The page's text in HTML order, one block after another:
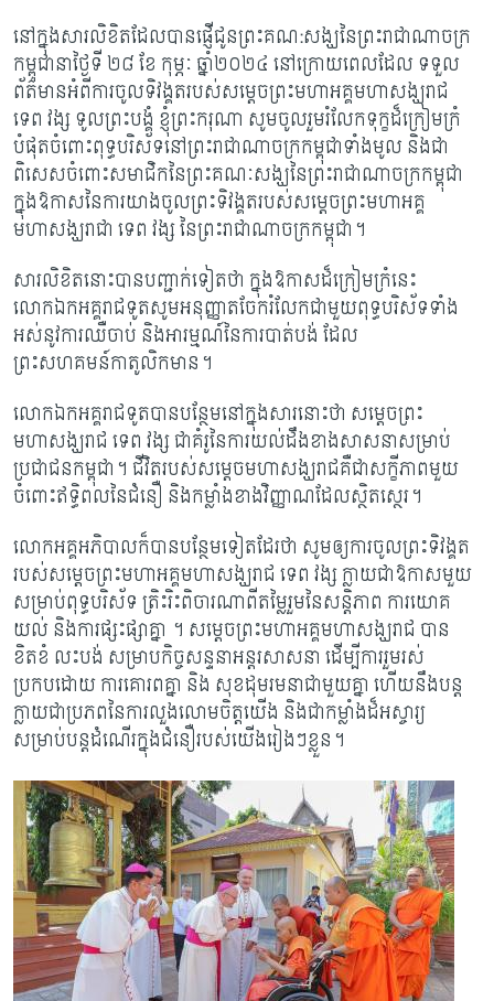
នៅក្នុងសារលិខិតដែលបានផ្ញើជូនព្រះគណ:សង្ឃនៃព្រះរាជាណាចក្រ
កម្ពុជានាថ្ងៃទី ២៨ ខែ កុម្ភៈ ឆ្នាំ២០២៤ នៅក្រោយពេលដែល ទទួល
ព័ត៌មានអំពីការចូលទិវង្គតរបស់សម្តេចព្រះមហាអគ្គមហាសង្ឃរាជ
ទេព វង្ស ទូលព្រះបង្គំ ខ្ញុំព្រះករុណា សូមចូលរួមរំលែកទុក្ខដ៏ក្រៀមក្រំ
បំផុតចំពោះពុទ្ធបរិស័ទនៅព្រះរាជាណាចក្រកម្ពុជាទាំងមូល និងជា
ពិសេសចំពោះសមាជិកនៃព្រះគណៈសង្ឃនៃព្រះរាជាណាចក្រកម្ពុជា
ក្នុងឱកាសនៃការយាងចូលព្រះទិវង្គតរបស់សម្តេចព្រះមហាអគ្គ
មហាសង្ឃរាជា ទេព វង្ស នៃព្រះរាជាណាចក្រកម្ពុជា។
សារលិខិតនោះបានបញ្ជាក់ទៀតថា ក្នុងឱកាសដ៏ក្រៀមក្រំនេះ
លោកឯកអគ្គរាជទូតសូមអនុញ្ញាតចែករំលែកជាមួយពុទ្ធបរិស័ទទាំង
អស់នូវការឈឺចាប់ និងអារម្មណ៍នៃការបាត់បង់ ដែល
ព្រះសហគមន៍កាតូលិកមាន។
លោកឯកអគ្គរាជទូតបានបន្ថែមនៅក្នុងសារនោះថា សម្តេចព្រះ
មហាសង្ឃរាជ ទេព វង្ស ជាគំរូនៃការយល់ដឹងខាងសាសនាសម្រាប់
ប្រជាជនកម្ពុជា។ ជីវិតរបស់សម្តេចមហាសង្ឃរាជគឺជាសក្ខីភាពមួយ
ចំពោះឥទ្ធិពលនៃជំនឿ និងកម្លាំងខាងវិញ្ញាណដែលស្ថិតស្ថេរ។
លោកអគ្គអភិបាលក៏បានបន្ថែមទៀតដែរថា សូមឲ្យការចូលព្រះទិវង្គត
របស់សម្តេចព្រះមហាអគ្គមហាសង្ឃរាជ ទេព វង្ស ក្លាយជាឱកាសមួយ
សម្រាប់ពុទ្ធបរិស័ទ ត្រិះរិះពិចារណាពីតម្លៃរួមនៃសន្តិភាព ការយោគ
យល់ និងការផ្សះផ្សាគ្នា ។ សម្តេចព្រះមហាអគ្គមហាសង្ឃរាជ បាន
ខិតខំ លះបង់ សម្រាបកិច្ចសន្ទនាអន្តរសាសនា ដើម្បីការរួមរស់
ប្រកបដោយ ការគោរពគ្នា និង សុខដុមរមនាជាមួយគ្នា ហើយនឹងបន្ត
ក្លាយជាប្រភពនៃការលួងលោមចិត្តយើង និងជាកម្លាំងដ៏អស្ចារ្យ
សម្រាប់បន្តដំណើរក្នុងជំនឿរបស់យើងរៀងៗខ្លួន។